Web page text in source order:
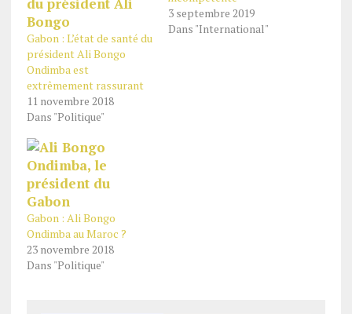
Gabon : L’état de santé du
président Ali Bongo
Ondimba est
extrêmement rassurant
11 novembre 2018
Dans "Politique"
3 septembre 2019
Dans "International"
Gabon : Ali Bongo
Ondimba au Maroc ?
23 novembre 2018
Dans "Politique"